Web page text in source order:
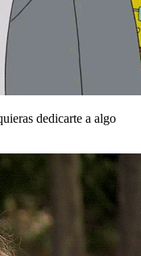
dedicarte a algo